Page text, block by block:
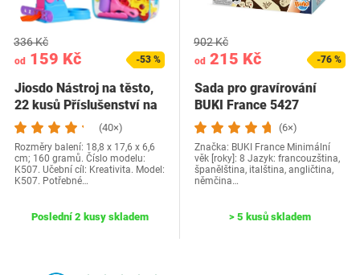
od 159 Kč
336 Kč
-53 %
Jiosdo Nástroj na těsto,
22 kusů Příslušenství na
těsto…
(40×)
Rozměry balení: 18,8 x 17,6 x 6,6
cm; 160 gramů. Číslo modelu:
K507. Učební cíl: Kreativita. Model:
K507. Potřebné…
Poslední 2 kusy skladem
od 215 Kč
902 Kč
-76 %
Sada pro gravírování
BUKI France 5427
(6×)
Značka: BUKI France Minimální
věk [roky]: 8 Jazyk: francouzština,
španělština, italština, angličtina,
němčina…
> 5 kusů skladem